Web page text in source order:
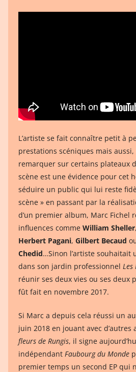
L’artiste se fait connaître petit à
prestations scéniques mais
remarquer sur certains plateaux
scène est une évidence pour cet
séduire un public qui lui reste
scène » en passant par la
d’un premier album, Marc Fichel
influences comme William Sheller,
Herbert Pagani, Gilbert Becaud
Chedid…Sinon l’artiste souhaitait
dans son jardin professionnel Les
réunir ses deux vies ou ses deux
fût fait en novembre 2017.
Si Marc a depuis cela réussi un
juin 2018 en jouant avec d’autres
fleurs de Rungis, il signe
indépendant Faubourg du Monde
premier temps un second EP qui